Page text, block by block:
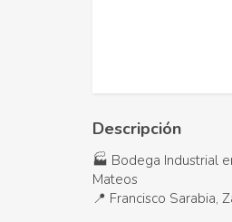
Descripción
🏭 Bodega Industrial
Mateos
📍 Francisco Sarabia,